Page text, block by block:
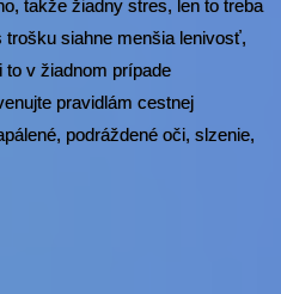
takže žiadny stres, len to treba
siahne menšia lenivosť,
to v žiadnom prípade
pravidlám cestnej
podráždené oči, slzenie,